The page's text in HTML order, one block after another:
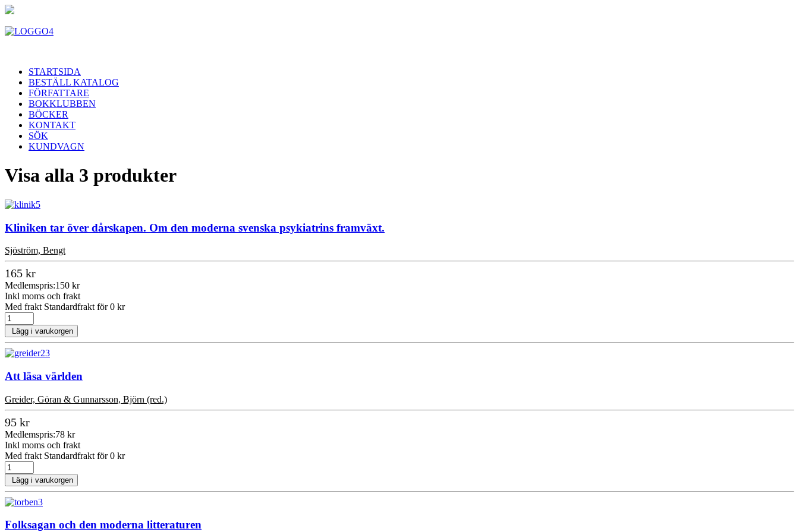
STARTSIDA
BESTÄLL KATALOG
FÖRFATTARE
BOKKLUBBEN
BÖCKER
KONTAKT
SÖK
KUNDVAGN
Visa alla 3 produkter
Kliniken tar över dårskapen. Om den moderna svenska psykiatrins framväxt.
Sjöström, Bengt
165 kr
Medlemspris:150 kr
Inkl moms och frakt
Med frakt Standardfrakt för 0 kr
Lägg i varukorgen
Att läsa världen
Greider, Göran & Gunnarsson, Björn (red.)
95 kr
Medlemspris:78 kr
Inkl moms och frakt
Med frakt Standardfrakt för 0 kr
Lägg i varukorgen
Folksagan och den moderna litteraturen